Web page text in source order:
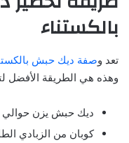
بالكستناء
تعد وصفة ديك حبش
وهذه هي الطريقة الأفضل
ديك حبش يزن حوالي 7 كيلو جرام.
كوبان من الزبادي